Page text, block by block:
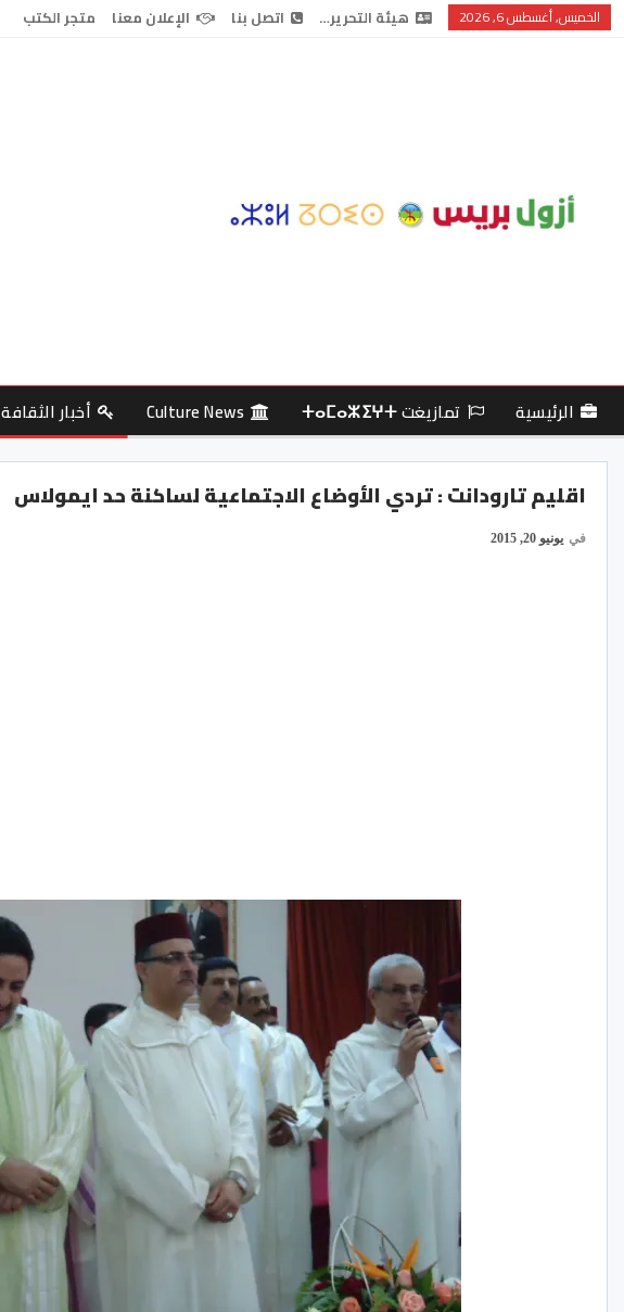
الخميس, أغسطس 6, 2026 هيئة التحرير… اتصل بنا الإعلان معنا متجر الكتب
الرئيسية تمازيغت ⵜⴰⵎⴰⵣⵉⵖⵜ Culture News أخبار الثقافة
اقليم تارودانت : تردي الأوضاع الاجتماعية لساكنة حد ايمولاس
في يونيو 20, 2015